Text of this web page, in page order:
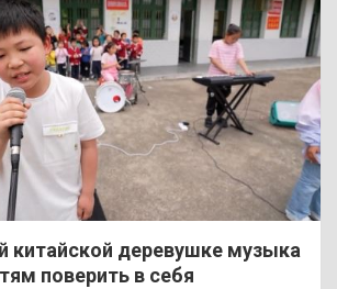
китайской деревушке музыка
поверить в себя